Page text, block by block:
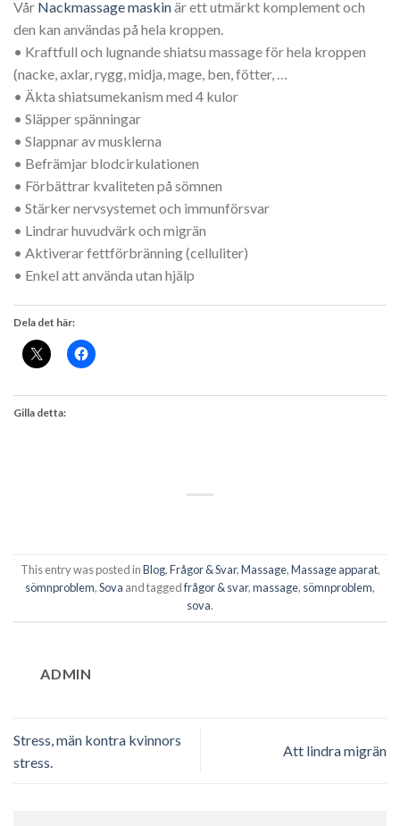
Vår Nackmassage maskinär ett utmärkt komplement och
den kan användas på hela kroppen.
• Kraftfull och lugnande shiatsu massage för hela kroppen
(nacke, axlar, rygg, midja, mage, ben, fötter, …
• Äkta shiatsumekanism med 4 kulor
• Släpper spänningar
• Slappnar av musklerna
• Befrämjar blodcirkulationen
• Förbättrar kvaliteten på sömnen
• Stärker nervsystemet och immunförsvar
• Lindrar huvudvärk och migrän
• Aktiverar fettförbränning (celluliter)
• Enkel att använda utan hjälp
Dela det här:
Gilla detta:
This entry was posted inBlog,Frågor & Svar,Massage,Massage apparat,
sömnproblem,Sova and taggedfrågor & svar,massage, sömnproblem,
sova.
ADMIN
Stress, män kontra kvinnors
stress.
Att lindra migrän